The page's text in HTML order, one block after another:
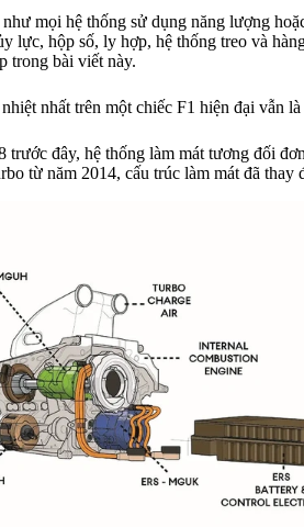
mọi hệ thống sử dụng năng lượng
lực, hộp số, ly hợp, hệ thống treo và
trong bài viết này.
nhất trên một chiếc F1 hiện đại vẫn
đây, hệ thống làm mát tương đối
từ năm 2014, cấu trúc làm mát đã thay